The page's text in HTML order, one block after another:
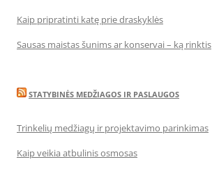
Kaip pripratinti katę prie draskyklės
Sausas maistas šunims ar konservai – ką rinktis
STATYBINĖS MEDŽIAGOS IR PASLAUGOS
Trinkelių medžiagų ir projektavimo parinkimas
Kaip veikia atbulinis osmosas